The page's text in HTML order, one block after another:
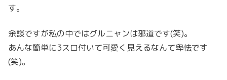
す。
余談ですが私の中ではグルニャンは邪道です(笑)。
あんな簡単に3スロ付いて可愛く見えるなんて卑怯です
(笑)。